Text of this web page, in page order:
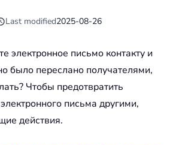
Last modified2025-08-26
электронное письмо контакту и
было переслано получателями,
Чтобы предотвратить
письма другими,
действия.